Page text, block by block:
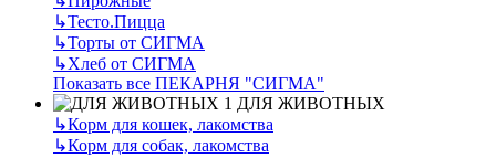
↳Тесто.Пицца
↳Торты от СИГМА
↳Хлеб от СИГМА
Показать все ПЕКАРНЯ "СИГМА"
ДЛЯ ЖИВОТНЫХ
↳Корм для кошек, лакомства
↳Корм для собак, лакомства